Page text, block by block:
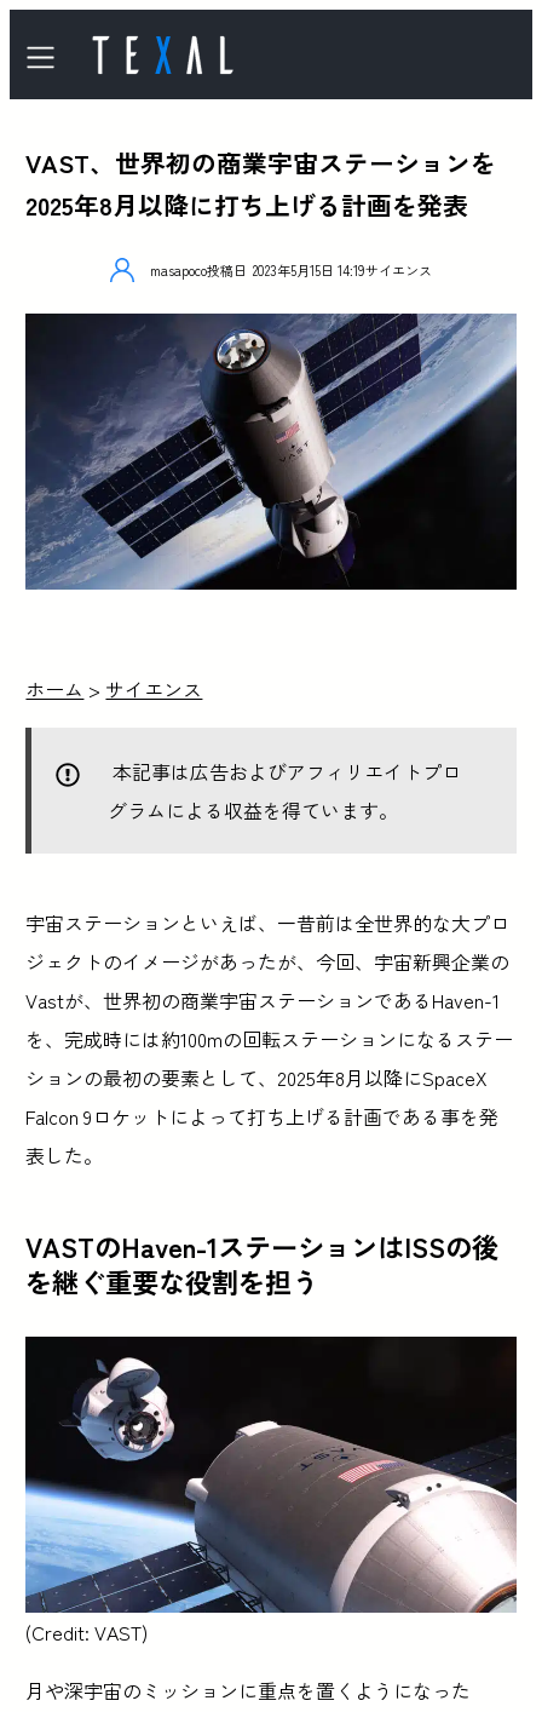
VAST、世界初の商業宇宙ステーションを
2025年8月以降に打ち上げる計画を発表
masapoco投稿日 2023年5月15日 14:19サイエンス
ホーム > サイエンス
本記事は広告およびアフィリエイトプロ
グラムによる収益を得ています。
宇宙ステーションといえば、一昔前は全世界的な大プロ
ジェクトのイメージがあったが、今回、宇宙新興企業の
Vastが、世界初の商業宇宙ステーションであるHaven-1
を、完成時には約100mの回転ステーションになるステー
ションの最初の要素として、2025年8月以降にSpaceX
Falcon 9ロケットによって打ち上げる計画である事を発
表した。
VASTのHaven-1ステーションはISSの後
を継ぐ重要な役割を担う
(Credit: VAST)
月や深宇宙のミッションに重点を置くようになった